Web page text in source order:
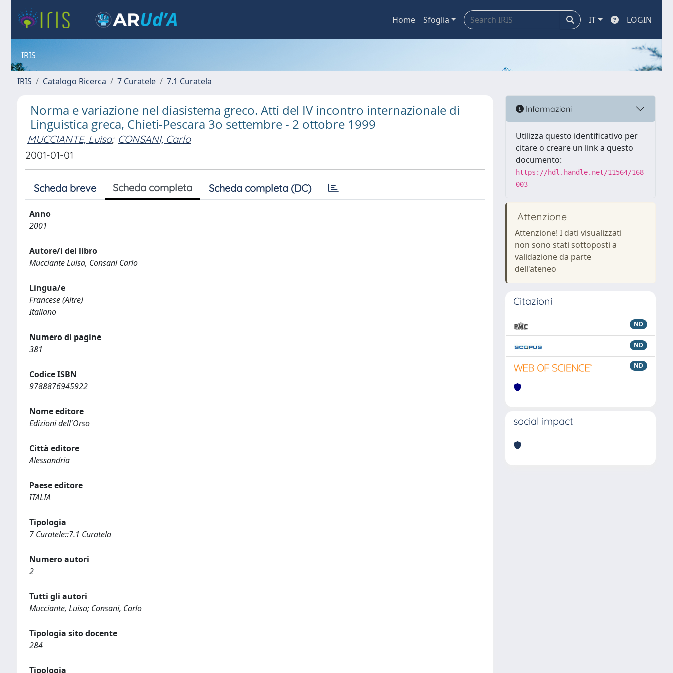
Home Sfoglia IT LOGIN
IRIS
IRIS Catalogo Ricerca 7 Curatele 7.1 Curatela
Norma e variazione nel diasistema greco. Atti del IV incontro internazionale di
Linguistica greca, Chieti-Pescara 3o settembre - 2 ottobre 1999
MUCCIANTE, Luisa; CONSANI, Carlo
2001-01-01
Scheda breve Scheda completa Scheda completa (DC)
Anno
2001
Autore/i del libro
Mucciante Luisa, Consani Carlo
Lingua/e
Francese (Altre)
Italiano
Numero di pagine
381
Codice ISBN
9788876945922
Nome editore
Edizioni dell'Orso
Città editore
Alessandria
Paese editore
ITALIA
Tipologia
7 Curatele::7.1 Curatela
Numero autori
2
Tutti gli autori
Mucciante, Luisa; Consani, Carlo
Tipologia sito docente
284
Tipologia
Informazioni
Utilizza questo identificativo per
citare o creare un link a questo
documento:
https://hdl.handle.net/11564/168
003
Attenzione
Attenzione! I dati visualizzati
non sono stati sottoposti a
validazione da parte
dell'ateneo
Citazioni
ND
ND
ND
social impact